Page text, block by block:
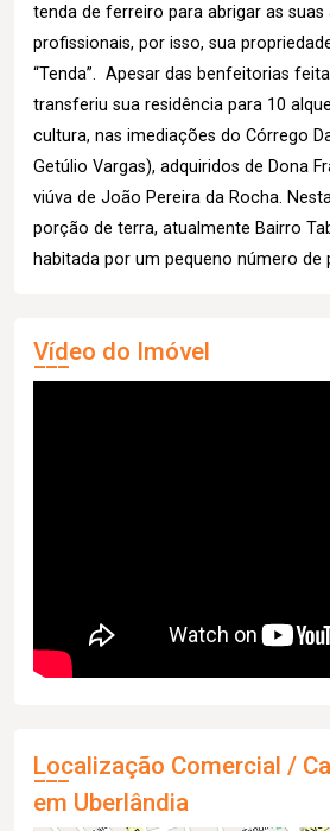
tenda de ferreiro para abrigar as suas
profissionais, por isso, sua
“Tenda”. Apesar das benfeitorias
transferiu sua residência para 10
cultura, nas imediações do Córrego
Getúlio Vargas), adquiridos de Dona
viúva de João Pereira da Rocha.
porção de terra, atualmente Bairro
habitada por um pequeno número de
Vídeo do Imóvel
Localização Comercial /
em Uberlândia